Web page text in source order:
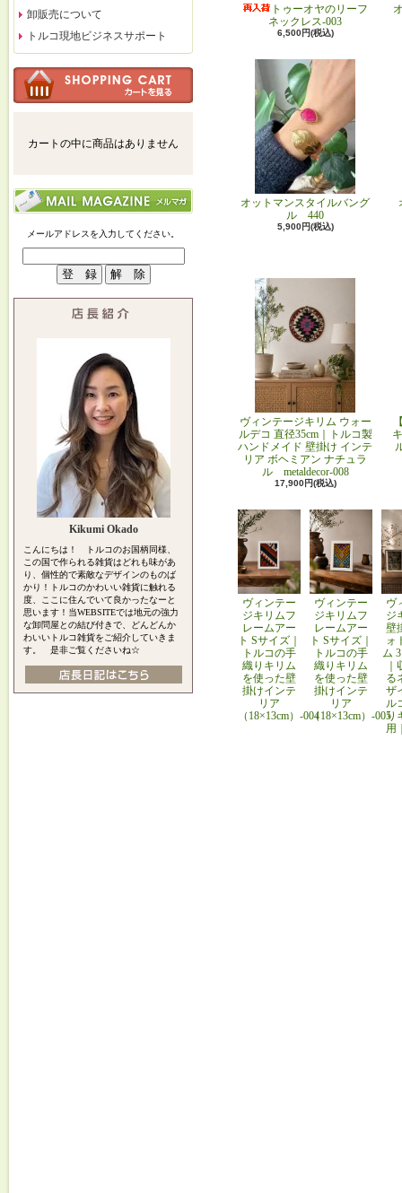
卸販売について
トルコ現地ビジネスサポート
カートの中に商品はありません
メールアドレスを入力してください。
Kikumi Okado
こんにちは！ トルコのお国柄同様、
この国で作られる雑貨はどれも味があ
り、個性的で素敵なデザインのものば
かり！トルコのかわいい雑貨に触れる
度、ここに住んでいて良かったなーと
思います！当WEBSITEでは地元の強力
な卸問屋との結び付きで、どんどんか
わいいトルコ雑貨をご紹介していきま
す。 是非ご覧くださいね☆
トゥーオヤのリーフ
ネックレス-003
6,500円(税込)
オットマンスタイルバング
ル 440
5,900円(税込)
ヴィンテージキリム ウォー
ルデコ 直径35cm｜トルコ製
ハンドメイド 壁掛け インテ
リア ボヘミアン ナチュラ
ル metaldecor-008
17,900円(税込)
ヴィンテー
ジキリムフ
レームアー
ト Sサイズ｜
トルコの手
織りキリム
を使った壁
掛けインテ
リア
（18×13cm）-004
ヴィンテー
ジキリムフ
レームアー
ト Sサイズ｜
トルコの手
織りキリム
を使った壁
掛けインテ
リア
（18×13cm）-005
ヴ
ジ
壁
ォ
ム
る
ザ
ル
り
用